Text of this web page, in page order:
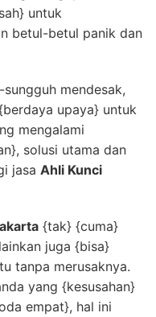
untuk
betul-betul panik dan
mendesak,
upaya} untuk
mengalami
solusi utama dan
jasa Ahli Kunci
{tak} {cuma}
juga {bisa}
tanpa merusaknya.
yang {kesusahan}
empat}, hal ini